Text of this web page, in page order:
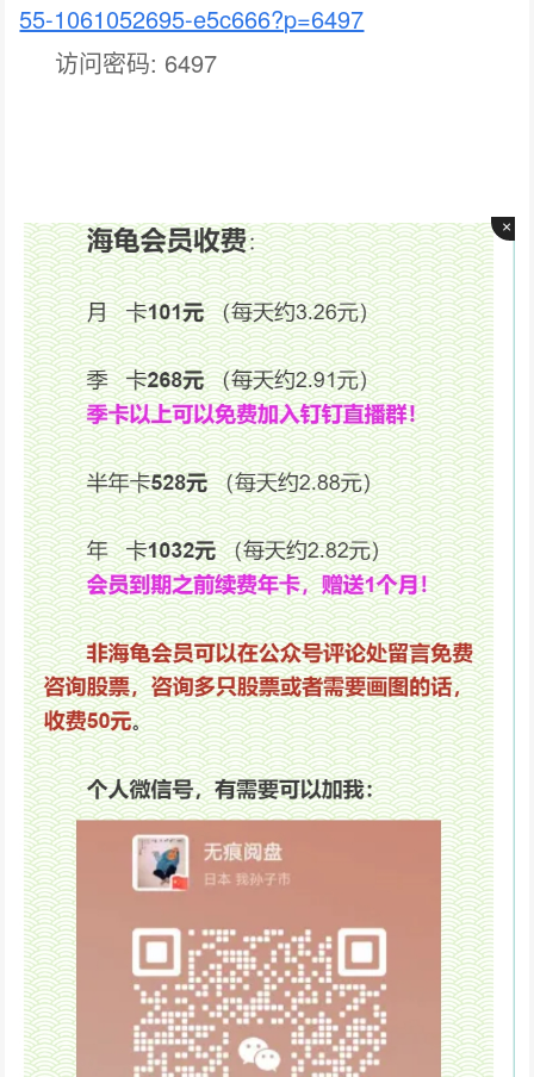
55-1061052695-e5c666?p=6497
访问密码: 6497
×